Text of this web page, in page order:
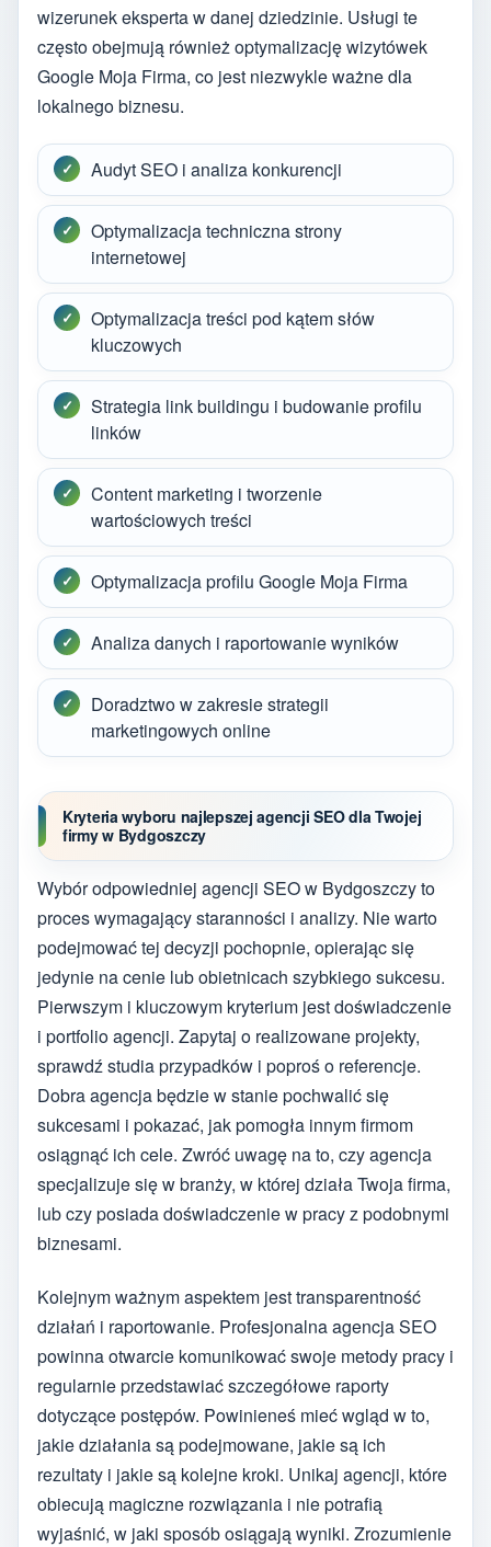
wizerunek eksperta w danej dziedzinie. Usługi te
często obejmują również optymalizację wizytówek
Google Moja Firma, co jest niezwykle ważne dla
lokalnego biznesu.
Audyt SEO i analiza konkurencji
Optymalizacja techniczna strony
internetowej
Optymalizacja treści pod kątem słów
kluczowych
Strategia link buildingu i budowanie profilu
linków
Content marketing i tworzenie
wartościowych treści
Optymalizacja profilu Google Moja Firma
Analiza danych i raportowanie wyników
Doradztwo w zakresie strategii
marketingowych online
Kryteria wyboru najlepszej agencji SEO dla Twojej
firmy w Bydgoszczy
Wybór odpowiedniej agencji SEO w Bydgoszczy to
proces wymagający staranności i analizy. Nie warto
podejmować tej decyzji pochopnie, opierając się
jedynie na cenie lub obietnicach szybkiego sukcesu.
Pierwszym i kluczowym kryterium jest doświadczenie
i portfolio agencji. Zapytaj o realizowane projekty,
sprawdź studia przypadków i poproś o referencje.
Dobra agencja będzie w stanie pochwalić się
sukcesami i pokazać, jak pomogła innym firmom
osiągnąć ich cele. Zwróć uwagę na to, czy agencja
specjalizuje się w branży, w której działa Twoja firma,
lub czy posiada doświadczenie w pracy z podobnymi
biznesami.
Kolejnym ważnym aspektem jest transparentność
działań i raportowanie. Profesjonalna agencja SEO
powinna otwarcie komunikować swoje metody pracy i
regularnie przedstawiać szczegółowe raporty
dotyczące postępów. Powinieneś mieć wgląd w to,
jakie działania są podejmowane, jakie są ich
rezultaty i jakie są kolejne kroki. Unikaj agencji, które
obiecują magiczne rozwiązania i nie potrafią
wyjaśnić, w jaki sposób osiągają wyniki. Zrozumienie